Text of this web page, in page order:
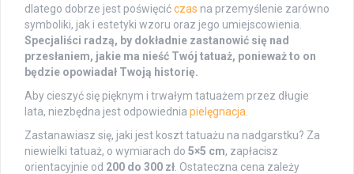
dlatego dobrze jest poświęcićczas na przemyślenie zarówno
symboliki, jak i estetyki wzoru oraz jego umiejscowienia.
Specjaliści radzą, by dokładnie zastanowić się nad
przesłaniem, jakie ma nieść Twój tatuaż, ponieważ to on
będzie opowiadał Twoją historię.
Aby cieszyć się pięknym i trwałym tatuażem przez długie
lata, niezbędna jest odpowiednia pielęgnacja
Zastanawiasz się, jaki jest koszt tatuażu na nadgarstku? Za
niewielki tatuaż, o wymiarach do 5×5 cm, zapłacisz
orientacyjnie od 200 do 300 zł . Ostateczna cena zależy